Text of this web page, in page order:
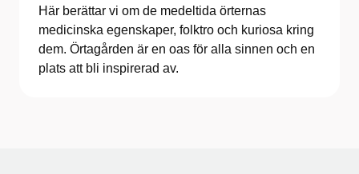
Här berättar vi om de medeltida örternas
medicinska egenskaper, folktro och kuriosa kring
dem. Örtagården är en oas för alla sinnen och en
plats att bli inspirerad av.